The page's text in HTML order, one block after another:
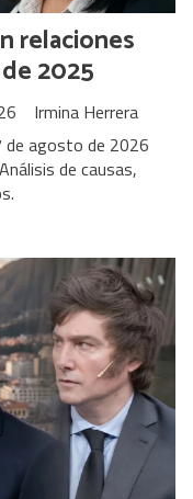
relaciones
2025
Irmina Herrera
de agosto de 2026
de causas,